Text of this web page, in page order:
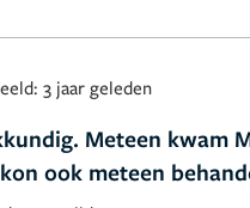
3 jaar geleden
Meteen kwam
ook meteen